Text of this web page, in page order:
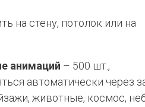
на стену, потолок или на
анимаций – 500 шт.,
автоматически через
животные, космос,